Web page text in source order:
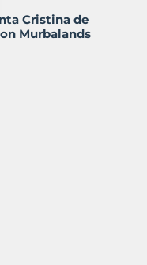
Cristina de
Murbalands